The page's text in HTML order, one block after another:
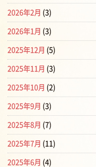
2026年2月 (3)
2026年1月 (3)
2025年12月 (5)
2025年11月 (3)
2025年10月 (2)
2025年9月 (3)
2025年8月 (7)
2025年7月 (11)
2025年6月 (4)